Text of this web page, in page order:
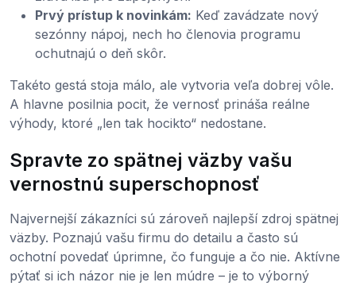
Prvý prístup k novinkám: Keď zavádzate nový
sezónny nápoj, nech ho členovia programu
ochutnajú o deň skôr.
Takéto gestá stoja málo, ale vytvoria veľa dobrej vôle.
A hlavne posilnia pocit, že vernosť prináša reálne
výhody, ktoré „len tak hocikto“ nedostane.
Spravte zo spätnej väzby vašu
vernostnú superschopnosť
Najvernejší zákazníci sú zároveň najlepší zdroj spätnej
väzby. Poznajú vašu firmu do detailu a často sú
ochotní povedať úprimne, čo funguje a čo nie. Aktívne
pýtať si ich názor nie je len múdre – je to výborný